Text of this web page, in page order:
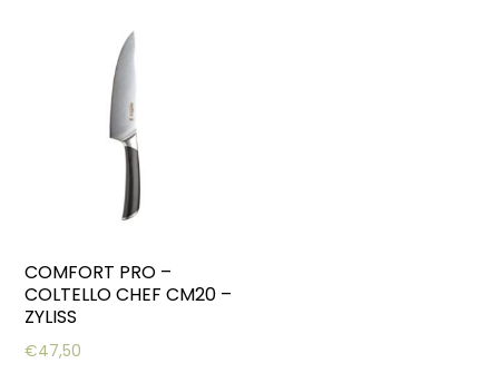
COMFORT PRO –
COLTELLO CHEF CM20 –
ZYLISS
€47,50